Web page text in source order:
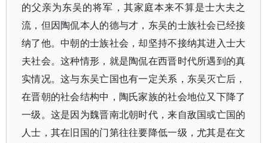
的父亲为东吴的将军，其家庭本来不算是士大夫之
流，但因陶侃本人的德与才，东吴的士族社会已经接
纳了他。中朝的士族社会，却坚持不接纳其进入士大
夫社会。这种情形，就是陶侃在西晋时代所遇到的真
实情况。这与东吴亡国也有一定关系，东吴灭亡后，
在晋朝的社会结构中，陶氏家族的社会地位又下降了
一级。这是因为魏晋南北朝时代，来自敌国或亡国的
人士，其在旧国的门第往往要降低一级，尤其是在文